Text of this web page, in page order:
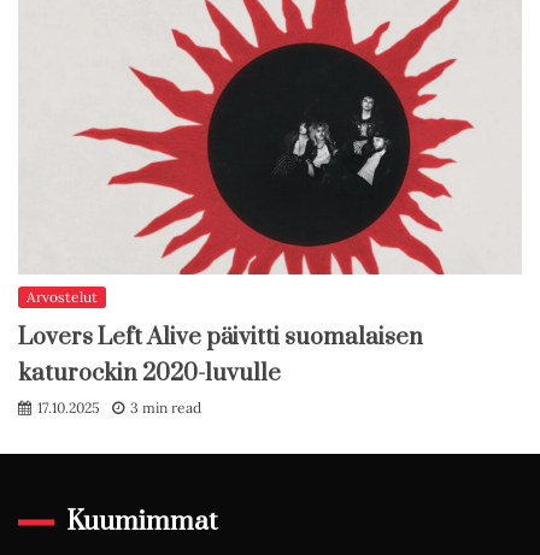
Arvostelut
Lovers Left Alive päivitti suomalaisen
katurockin 2020-luvulle
17.10.2025 3 min read
Kuumimmat